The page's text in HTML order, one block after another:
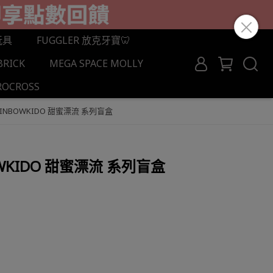
FUGGLER 放克牙寶🦷
MEGA SPACE MOLLY
甜蜜漂流 系列盲盒
甜蜜漂流 系列盲盒